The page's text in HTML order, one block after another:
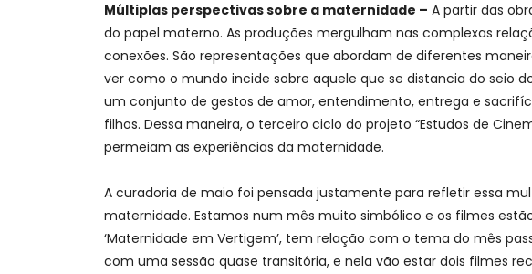
Múltiplas perspectivas sobre a maternidade – A partir das
do papel materno. As produções mergulham nas complexas
conexões. São representações que abordam de diferentes
ver como o mundo incide sobre aquele que se distancia do seio
um conjunto de gestos de amor, entendimento, entrega e
filhos. Dessa maneira, o terceiro ciclo do projeto “Estudos de
permeiam as experiências da maternidade.
A curadoria de maio foi pensada justamente para refletir essa
maternidade. Estamos num mês muito simbólico e os filmes
‘Maternidade em Vertigem’, tem relação com o tema do mês
com uma sessão quase transitória, e nela vão estar dois filmes